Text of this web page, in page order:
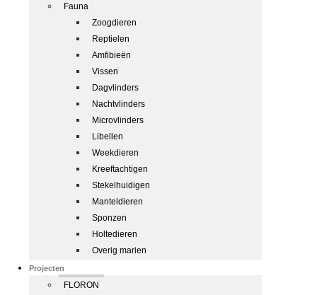
Fauna
Zoogdieren
Reptielen
Amfibieën
Vissen
Dagvlinders
Nachtvlinders
Microvlinders
Libellen
Weekdieren
Kreeftachtigen
Stekelhuidigen
Manteldieren
Sponzen
Holtedieren
Overig marien
Projecten
FLORON